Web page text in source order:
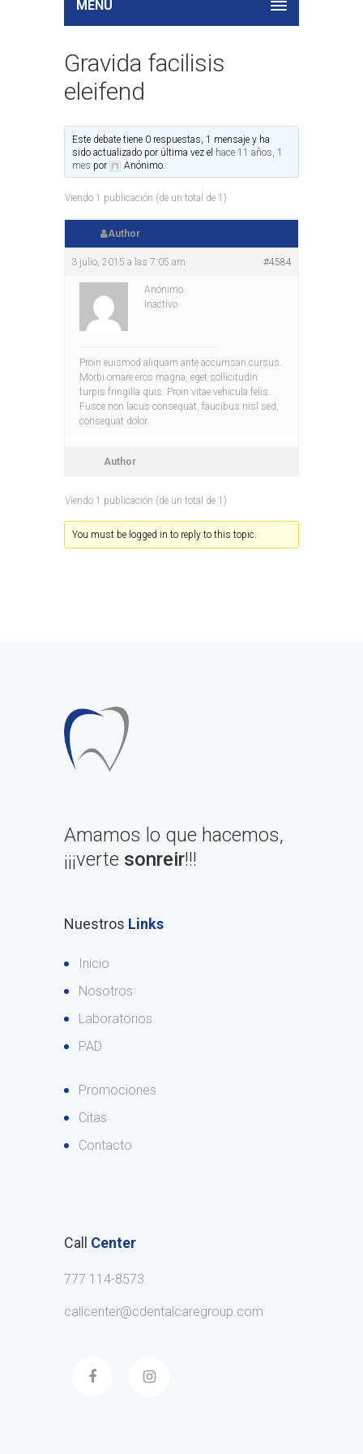
MENU
Gravida facilisis
eleifend
Este debate tiene 0 respuestas, 1 mensaje y ha
sido actualizado por última vez el hace 11 años, 1
mes por Anónimo.
Viendo 1 publicación (de un total de 1)
Author
3 julio, 2015 a las 7:05 am #4584
Anónimo
Inactivo
Proin euismod aliquam ante accumsan cursus.
Morbi ornare eros magna, eget sollicitudin
turpis fringilla quis. Proin vitae vehicula felis.
Fusce non lacus consequat, faucibus nisl sed,
consequat dolor.
Author
Viendo 1 publicación (de un total de 1)
You must be logged in to reply to this topic.
Amamos lo que hacemos,
¡¡¡verte sonreir!!!
Nuestros Links
Inicio
Nosotros
Laboratorios
PAD
Promociones
Citas
Contacto
Call Center
777 114-8573
callcenter@cdentalcaregroup.com